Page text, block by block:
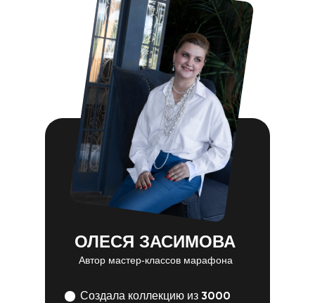
ОЛЕСЯ ЗАСИМОВА
Создала коллекцию из 3000
Автор мастер-классов марафона